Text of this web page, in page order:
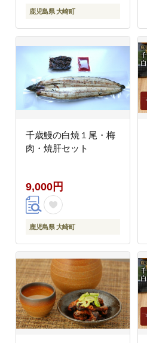
鹿児島県 大崎町
千歳鰻の白焼１尾・梅
肉・焼肝セット
9,000円
鹿児島県 大崎町